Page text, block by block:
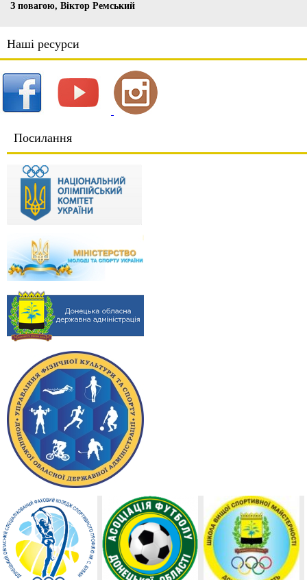
З повагою, Віктор Ремський
Наші ресурси
Посилання